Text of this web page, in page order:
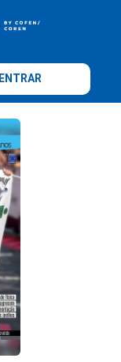
ENTRAR